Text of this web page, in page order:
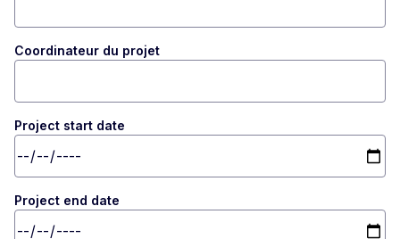
Coordinateur du projet
Project start date
Project end date